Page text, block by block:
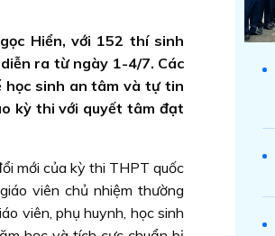
Hiển, với 152 thí sinh
ra từ ngày 1-4/7. Các
học sinh an tâm và tự tin
kỳ thi với quyết tâm đạt
mới của kỳ thi THPT quốc
viên chủ nhiệm thường
viên, phụ huynh, học sinh